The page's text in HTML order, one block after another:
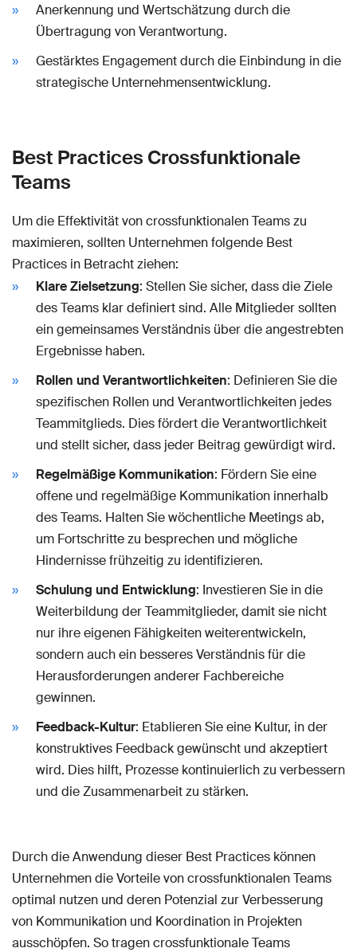
Anerkennung und Wertschätzung durch die
Übertragung von Verantwortung.
Gestärktes Engagement durch die Einbindung in die
strategische Unternehmensentwicklung.
Best Practices Crossfunktionale
Teams
Um die Effektivität von crossfunktionalen Teams zu
maximieren, sollten Unternehmen folgende Best
Practices in Betracht ziehen:
Klare Zielsetzung: Stellen Sie sicher, dass die Ziele
des Teams klar definiert sind. Alle Mitglieder sollten
ein gemeinsames Verständnis über die angestrebten
Ergebnisse haben.
Rollen und Verantwortlichkeiten: Definieren Sie die
spezifischen Rollen und Verantwortlichkeiten jedes
Teammitglieds. Dies fördert die Verantwortlichkeit
und stellt sicher, dass jeder Beitrag gewürdigt wird.
Regelmäßige Kommunikation: Fördern Sie eine
offene und regelmäßige Kommunikation innerhalb
des Teams. Halten Sie wöchentliche Meetings ab,
um Fortschritte zu besprechen und mögliche
Hindernisse frühzeitig zu identifizieren.
Schulung und Entwicklung: Investieren Sie in die
Weiterbildung der Teammitglieder, damit sie nicht
nur ihre eigenen Fähigkeiten weiterentwickeln,
sondern auch ein besseres Verständnis für die
Herausforderungen anderer Fachbereiche
gewinnen.
Feedback-Kultur: Etablieren Sie eine Kultur, in der
konstruktives Feedback gewünscht und akzeptiert
wird. Dies hilft, Prozesse kontinuierlich zu verbessern
und die Zusammenarbeit zu stärken.
Durch die Anwendung dieser Best Practices können
Unternehmen die Vorteile von crossfunktionalen Teams
optimal nutzen und deren Potenzial zur Verbesserung
von Kommunikation und Koordination in Projekten
ausschöpfen. So tragen crossfunktionale Teams